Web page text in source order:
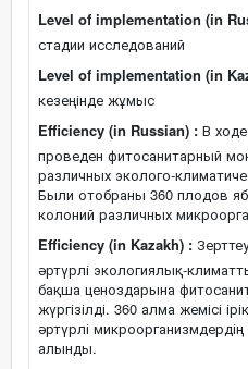
Level of implementation (in
стадии исследований
Level of implementation (in
кезеңінде жұмыс
Efficiency (in Russian) : В
проведен фитосанитарный
различных эколого-
Были отобраны 360 плодов
колоний различных
Efficiency (in Kazakh) :
әртүрлі экологиялық-
бақша ценоздарына
жүргізілді. 360 алма жемісі
әртүрлі
алынды.